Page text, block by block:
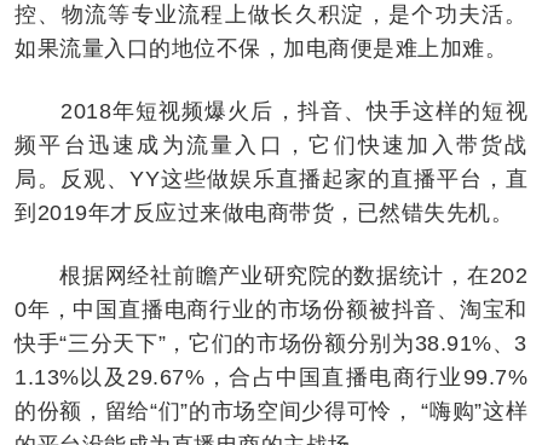
控、物流等专业流程上做长久积淀，是个功夫活。
如果流量入口的地位不保，加电商便是难上加难。
2018年短视频爆火后，抖音、快手这样的短视
频平台迅速成为流量入口，它们快速加入带货战
局。反观、YY这些做娱乐直播起家的直播平台，直
到2019年才反应过来做电商带货，已然错失先机。
根据网经社前瞻产业研究院的数据统计，在202
0年，中国直播电商行业的市场份额被抖音、淘宝和
快手“三分天下”，它们的市场份额分别为38.91%、3
1.13%以及29.67%，合占中国直播电商行业99.7%
的份额，留给“们”的市场空间少得可怜， “嗨购”这样